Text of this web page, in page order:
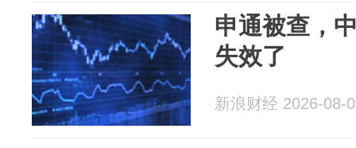
申通被查，
失效了
新浪财经 2026-08-